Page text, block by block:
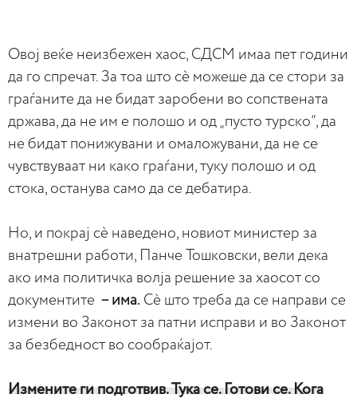
Овој веќе неизбежен хаос, СДСМ имаа пет години
да го спречат. За тоа што сè можеше да се стори за
граѓаните да не бидат заробени во сопствената
држава, да не им е полошо и од „пусто турско“, да
не бидат понижувани и омаложувани, да не се
чувствуваат ни како граѓани, туку полошо и од
стока, останува само да се дебатира.
Но, и покрај сè наведено, новиот министер за
внатрешни работи, Панче Тошковски, вели дека
ако има политичка волја решение за хаосот со
документите – има. Сè што треба да се направи се
измени во Законот за патни исправи и во Законот
за безбедност во сообраќајот.
Измените ги подготвив. Тука се. Готови се. Кога